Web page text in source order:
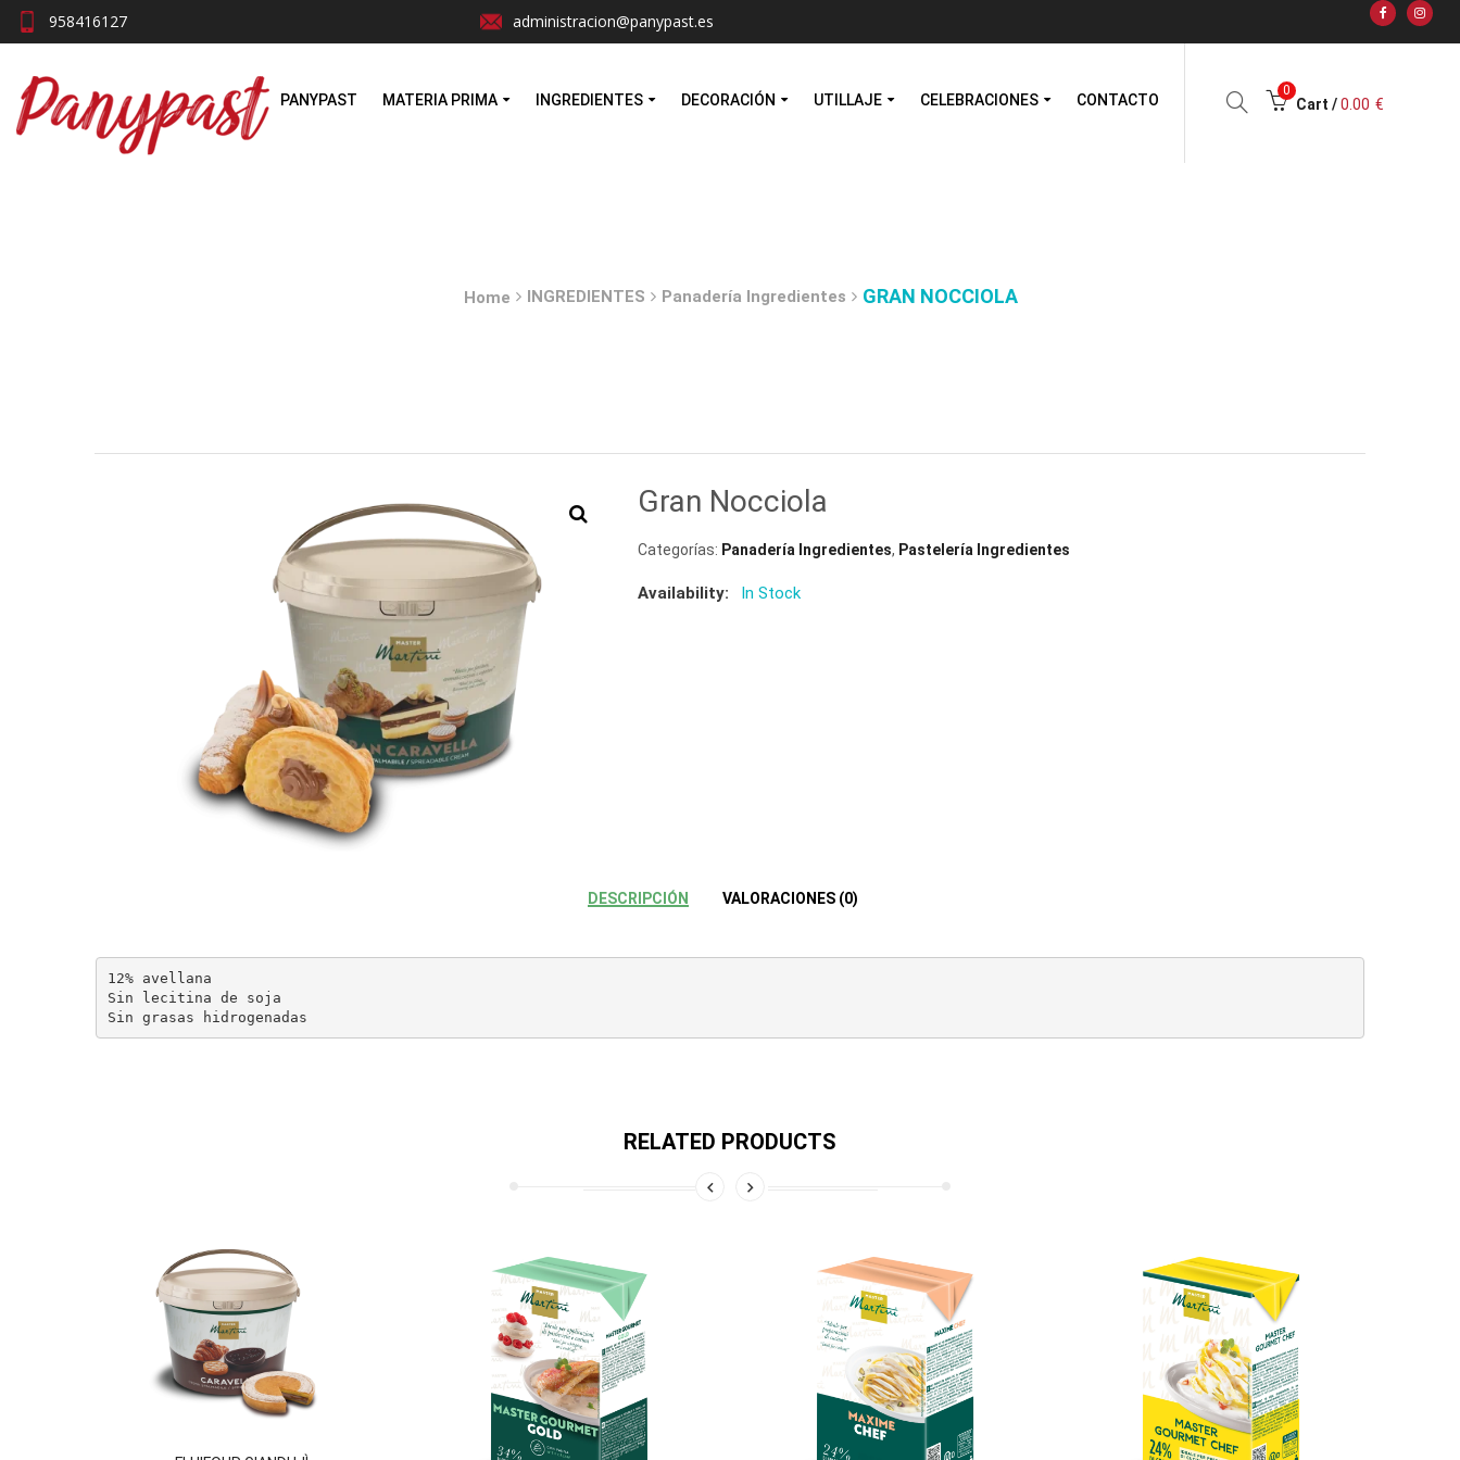
958416127 administracion@panypast.es
PANYPAST MATERIA PRIMA INGREDIENTES DECORACIÓN UTILLAJE CELEBRACIONES CONTACTO
0
Cart / 0.00 €
Home INGREDIENTES Panadería Ingredientes GRAN NOCCIOLA
Gran Nocciola
Categorías: Panadería Ingredientes, Pastelería Ingredientes
Availability: In Stock
DESCRIPCIÓN VALORACIONES (0)
12% avellana
Sin lecitina de soja
Sin grasas hidrogenadas
RELATED PRODUCTS